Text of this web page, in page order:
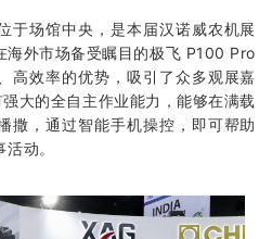
于场馆中央，是本届汉诺威农机展
海外市场备受瞩目的极飞 P100 Pro
高效率的优势，吸引了众多观展嘉
大的全自主作业能力，能够在满载
撒 ，通过智能手机操控，即可帮助
动。